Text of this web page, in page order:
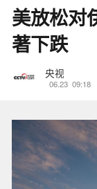
美放松对
著下跌
央视
06.23 09:18